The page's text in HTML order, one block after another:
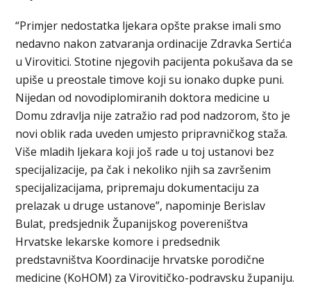
“Primjer nedostatka ljekara opšte prakse imali smo
nedavno nakon zatvaranja ordinacije Zdravka Sertića
u Virovitici. Stotine njegovih pacijenta pokušava da se
upiše u preostale timove koji su ionako dupke puni.
Nijedan od novodiplomiranih doktora medicine u
Domu zdravlja nije zatražio rad pod nadzorom, što je
novi oblik rada uveden umjesto pripravničkog staža.
Više mladih ljekara koji još rade u toj ustanovi bez
specijalizacije, pa čak i nekoliko njih sa završenim
specijalizacijama, pripremaju dokumentaciju za
prelazak u druge ustanove”, napominje Berislav
Bulat, predsjednik Županijskog povereništva
Hrvatske lekarske komore i predsednik
predstavništva Koordinacije hrvatske porodične
medicine (KoHOM) za Virovitičko-podravsku županiju.